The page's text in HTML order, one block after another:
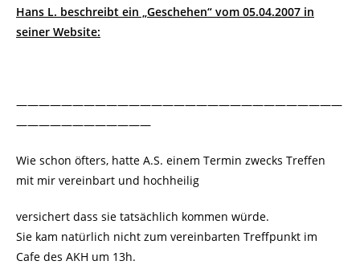
Hans L. beschreibt ein „Geschehen“ vom 05.04.2007 in
seiner Website:
—————————————————————————————
————————————
Wie schon öfters, hatte A.S. einem Termin zwecks Treffen
mit mir vereinbart und hochheilig
versichert dass sie tatsächlich kommen würde.
Sie kam natürlich nicht zum vereinbarten Treffpunkt im
Cafe des AKH um 13h.